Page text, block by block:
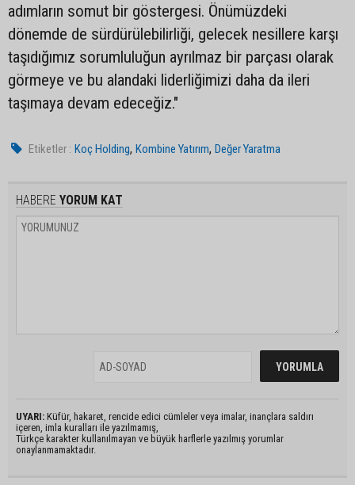
adımların somut bir göstergesi. Önümüzdeki
dönemde de sürdürülebilirliği, gelecek nesillere karşı
taşıdığımız sorumluluğun ayrılmaz bir parçası olarak
görmeye ve bu alandaki liderliğimizi daha da ileri
taşımaya devam edeceğiz."
Etiketler : Koç Holding,Kombine Yatırım,Değer Yaratma
HABERE YORUM KAT
UYARI: Küfür, hakaret, rencide edici cümleler veya imalar, inançlara saldırı
içeren, imla kuralları ile yazılmamış,
Türkçe karakter kullanılmayan ve büyük harflerle yazılmış yorumlar
onaylanmamaktadır.